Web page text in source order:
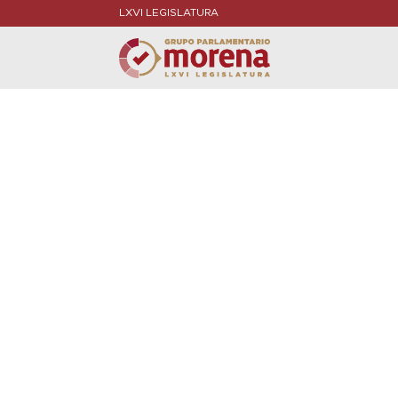
LXVI LEGISLATURA